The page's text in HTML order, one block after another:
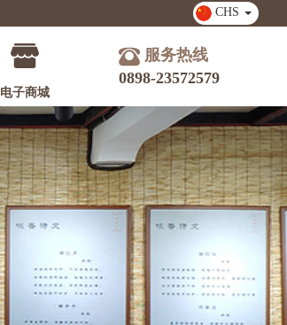
CHS
电子商城
服务热线
0898-23572579